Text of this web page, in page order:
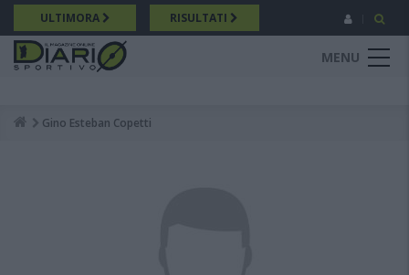
Salta
al
contenuto
principale
ULTIMORA RISULTATI
MENU
Breadcrumb
Gino Esteban Copetti